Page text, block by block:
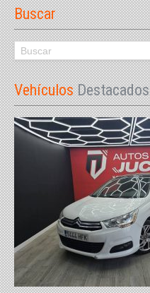
Buscar
VehículosDestacados